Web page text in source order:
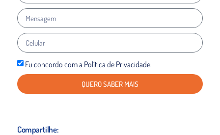
Eu concordo com a Política de Privacidade.
QUERO SABER MAIS
Compartilhe: